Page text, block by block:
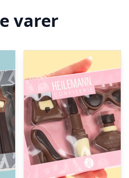
varer